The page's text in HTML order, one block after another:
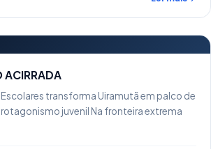
ACIRRADA
transforma Uiramutã em palco de
juvenil Na fronteira extrema